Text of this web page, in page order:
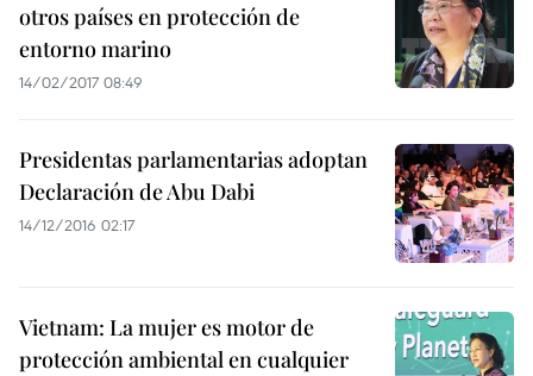
otros países en protección de
entorno marino
14/02/2017 08:49
Presidentas parlamentarias adoptan
Declaración de Abu Dabi
14/12/2016 02:17
Vietnam: La mujer es motor de
protección ambiental en cualquier